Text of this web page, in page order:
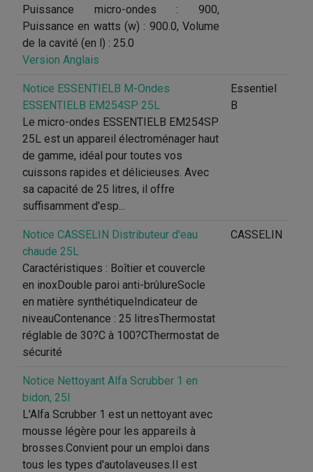
Puissance micro-ondes : 900,
Puissance en watts (w) : 900.0, Volume
de la cavité (en l) : 25.0
Version Anglais
Notice ESSENTIELB M-Ondes
ESSENTIELB EM254SP 25L
Le micro-ondes ESSENTIELB EM254SP
25L est un appareil électroménager haut
de gamme, idéal pour toutes vos
cuissons rapides et délicieuses. Avec
sa capacité de 25 litres, il offre
suffisamment d'esp...
Essentiel
B
Notice CASSELIN Distributeur d'eau
chaude 25L
Caractéristiques : Boîtier et couvercle
en inoxDouble paroi anti-brûlureSocle
en matière synthétiqueIndicateur de
niveauContenance : 25 litresThermostat
réglable de 30?C à 100?CThermostat de
sécurité
CASSELIN
Notice Nettoyant Alfa Scrubber 1 en
bidon, 25l
L'Alfa Scrubber 1 est un nettoyant avec
mousse légère pour les appareils à
brosses.Convient pour un emploi dans
tous les types d'autolaveuses.Il est